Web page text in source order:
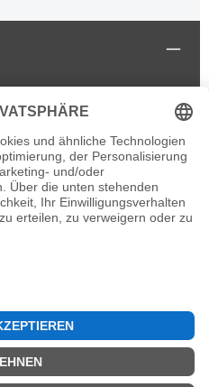
Mehrwertsteuer zzgl.
wenn
angegeben.